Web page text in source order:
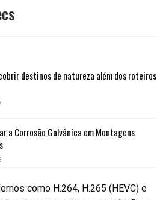
destinos de natureza além dos roteiros
a Corrosão Galvânica em Montagens
como H.264, H.265 (HEVC) e